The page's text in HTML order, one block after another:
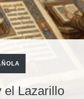
el Lazarillo